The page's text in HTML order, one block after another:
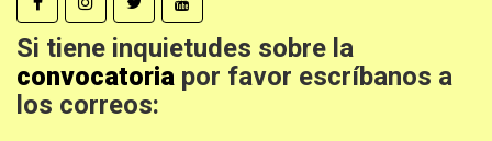
Si tiene inquietudes sobre la
convocatoria por favor escríbanos a
los correos: